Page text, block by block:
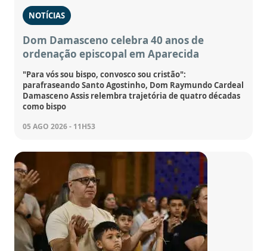
NOTÍCIAS
Dom Damasceno celebra 40 anos de
ordenação episcopal em Aparecida
"Para vós sou bispo, convosco sou cristão":
parafraseando Santo Agostinho, Dom Raymundo Cardeal
Damasceno Assis relembra trajetória de quatro décadas
como bispo
05 AGO 2026 - 11H53